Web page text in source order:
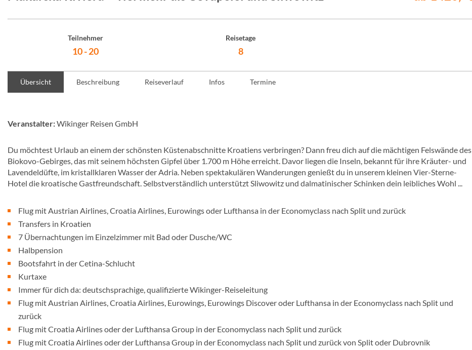
Teilnehmer
10 - 20
Reisetage
8
Übersicht Beschreibung Reiseverlauf Infos Termine
Veranstalter:Wikinger Reisen GmbH
Du möchtest Urlaub an einem der schönsten Küstenabschnitte Kroatiens verbringen? Dann freu dich auf die mächtigen Felswände des
Biokovo-Gebirges, das mit seinem höchsten Gipfel über 1.700 m Höhe erreicht. Davor liegen die Inseln, bekannt für ihre Kräuter- und
Lavendeldüfte, im kristallklaren Wasser der Adria. Neben spektakulären Wanderungen genießt du in unserem kleinen Vier-Sterne-
Hotel die kroatische Gastfreundschaft. Selbstverständlich unterstützt Sliwowitz und dalmatinischer Schinken dein leibliches Wohl ...
Flug mit Austrian Airlines, Croatia Airlines, Eurowings oder Lufthansa in der Economyclass nach Split und zurück
Transfers in Kroatien
7 Übernachtungen im Einzelzimmer mit Bad oder Dusche/WC
Halbpension
Bootsfahrt in der Cetina-Schlucht
Kurtaxe
Immer für dich da: deutschsprachige, qualifizierte Wikinger-Reiseleitung
Flug mit Austrian Airlines, Croatia Airlines, Eurowings, Eurowings Discover oder Lufthansa in der Economyclass nach Split und
zurück
Flug mit Croatia Airlines oder der Lufthansa Group in der Economyclass nach Split und zurück
Flug mit Croatia Airlines oder der Lufthansa Group in der Economyclass nach Split und zurück von Split oder Dubrovnik